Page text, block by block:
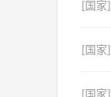
[国家]
[国家]
[国家]